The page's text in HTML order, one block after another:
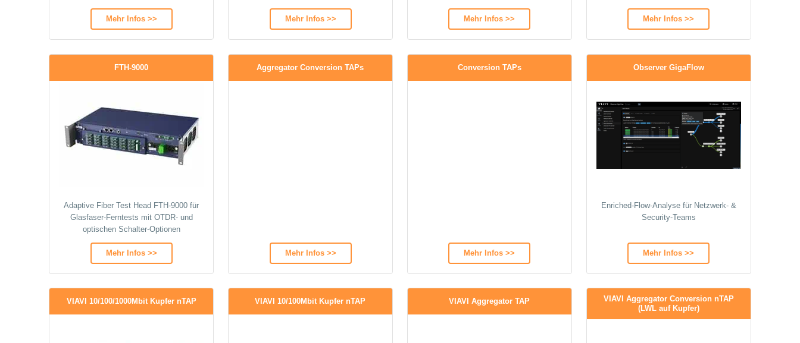
Mehr Infos >> Mehr Infos >> Mehr Infos >> Mehr Infos >>
FTH-9000
Adaptive Fiber Test Head FTH-9000 für
Glasfaser-Ferntests mit OTDR- und
optischen Schalter-Optionen
Mehr Infos >>
Aggregator Conversion TAPs
Mehr Infos >>
Conversion TAPs
Mehr Infos >>
Observer GigaFlow
Enriched‑Flow‑Analyse für Netzwerk‑ &
Security‑Teams
Mehr Infos >>
VIAVI 10/100/1000Mbit Kupfer nTAP VIAVI 10/100Mbit Kupfer nTAP VIAVI Aggregator TAP
VIAVI Aggregator Conversion nTAP
(LWL auf Kupfer)